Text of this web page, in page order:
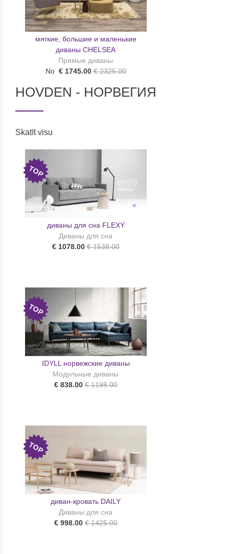
мягкие, большие и маленькие
диваны CHELSEA
Прямые диваны
No € 1745.00 € 2325.00
HOVDEN - НОРВЕГИЯ
Skatīt visu
TOP
диваны для сна FLEXY
Диваны для сна
€ 1078.00 € 1538.00
TOP
IDYLL норвежские диваны
Модульные диваны
€ 838.00 € 1198.00
TOP
диван-кровать DAILY
Диваны для сна
€ 998.00 € 1425.00